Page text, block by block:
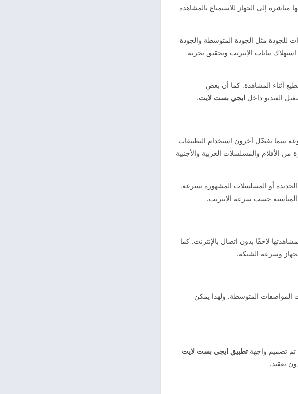
مباشرة إلى الجهاز للاستمتاع بالمشاهدة
للجودة مثل الجودة المتوسطة والجودة
بيانات الإنترنت وتحقيق تجربة
أثناء المشاهدة. كما أن بعض
الفيديو داخل ايجي بست لايت.
بينما يفضّل آخرون استخدام التطبيقات
من الأفلام والمسلسلات العربية والأجنبية
أو المسلسلات المشهورة بسرعة.
حسب سرعة الإنترنت.
لاحقًا بدون اتصال بالإنترنت. كما
وسرعة الشبكة.
المواصفات المتوسطة. ولهذا يمكن
تم تصميم واجهة تطبيق ايجي بست لايت
تعقيد.